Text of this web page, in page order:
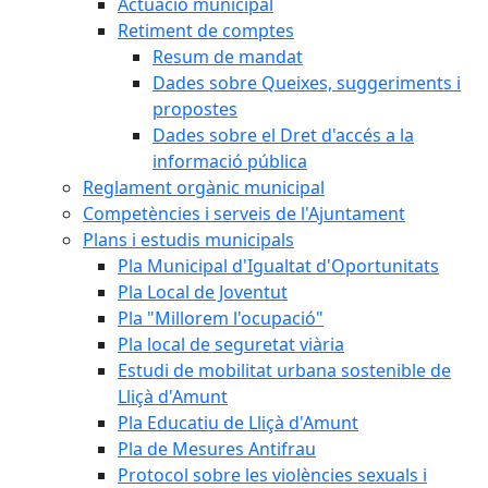
Retiment de comptes
Resum de mandat
Dades sobre Queixes, suggeriments i
propostes
Dades sobre el Dret d'accés a la
informació pública
Reglament orgànic municipal
Competències i serveis de l'Ajuntament
Plans i estudis municipals
Pla Municipal d'Igualtat d'Oportunitats
Pla Local de Joventut
Pla "Millorem l'ocupació"
Pla local de seguretat viària
Estudi de mobilitat urbana sostenible de
Lliçà d'Amunt
Pla Educatiu de Lliçà d'Amunt
Pla de Mesures Antifrau
Protocol sobre les violències sexuals i